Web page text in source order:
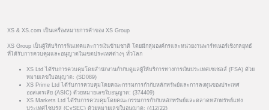
XS & XS.com เป็นเครื่องหมายการค้าของ XS Group
XS Group เป็นผู้ให้บริการฟินเทคและการเงินข้ามชาติ โดยมีกลุ่มองค์กรและหน่วยงานพาร์ทเนอร์เชิงกลยุทธ์
ที่ได้รับการควบคุมและอนุญาตในเขตประเทศต่างๆ ทั่วโลก
XS Ltd ได้รับการควบคุมโดยสำนักงานกำกับดูแลผู้ให้บริการทางการเงินประเทศเซเชลส์ (FSA) ด้วย
หมายเลขใบอนุญาต: (SD089)
XS Prime Ltd ได้รับการควบคุมโดยคณะกรรมการกำกับหลักทรัพย์และการลงทุนของประเทศ
ออสเตรเลีย (ASIC) ด้วยหมายเลขใบอนุญาต: (374409)
XS Markets Ltd ได้รับการควบคุมโดยคณะกรรมการกำกับหลักทรัพย์และตลาดหลักทรัพย์แห่ง
ประเทศไซปรัส (CySEC) ด้วยหมายเลขใบอนุญาต: (412/22)